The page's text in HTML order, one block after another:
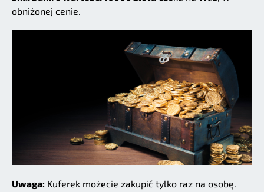
obniżonej cenie.
Uwaga: Kuferek możecie zakupić tylko raz na osobę.